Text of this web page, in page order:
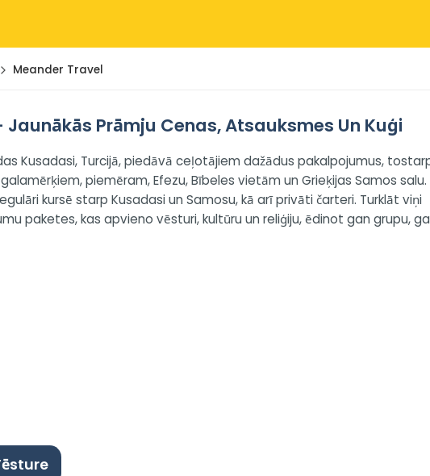
Meander Travel
Prāmju Cenas, Atsauksmes Un Kuģi
Kusadasi, Turcijā, piedāvā ceļotājiem dažādus pakalpojumus,
piemēram, Efezu, Bībeles vietām un Grieķijas Samos salu.
kursē starp Kusadasi un Samosu, kā arī privāti čarteri. Turklāt viņi
paketes, kas apvieno vēsturi, kultūru un reliģiju, ēdinot gan grupu,